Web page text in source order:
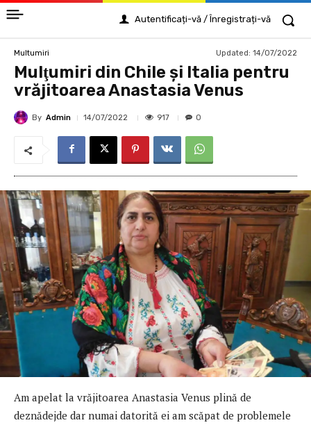
Autentificați-vă / Înregistrați-vă
Multumiri Updated: 14/07/2022
Mulţumiri din Chile și Italia pentru
vrăjitoarea Anastasia Venus
By Admin 14/07/2022 917 0
Am apelat la vrăjitoarea Anastasia Venus plină de
deznădejde dar numai datorită ei am scăpat de problemele